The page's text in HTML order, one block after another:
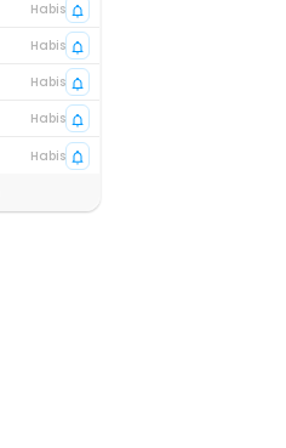
Habis
Habis
Habis
Habis
Habis